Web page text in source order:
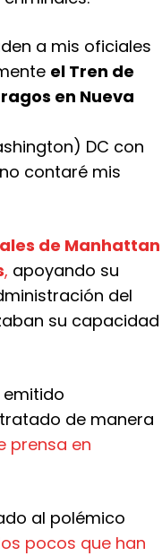
a mis oficiales
el Tren de
en Nueva
DC con
contaré mis
de Manhattan
, apoyando su
del
su capacidad
emitido
de manera
prensa en
al polémico
pocos que han